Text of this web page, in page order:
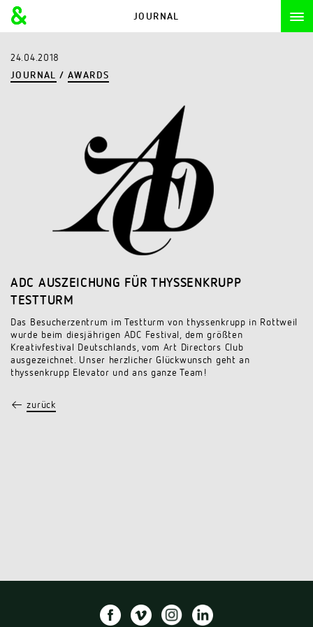
JOURNAL
24.04.2018
JOURNAL /AWARDS
ADC AUSZEICHUNG FÜR THYSSENKRUPP
TESTTURM
Das Besucherzentrum im Testturm von thyssenkrupp in Rottweil
wurde beim diesjährigen ADC Festival, dem größten
Kreativfestival Deutschlands, vom Art Directors Club
ausgezeichnet. Unser herzlicher Glückwunsch geht an
thyssenkrupp Elevator und ans ganze Team!
←zurück